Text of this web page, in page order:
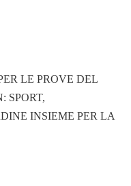
LE PROVE DEL
SPORT,
INSIEME PER LA